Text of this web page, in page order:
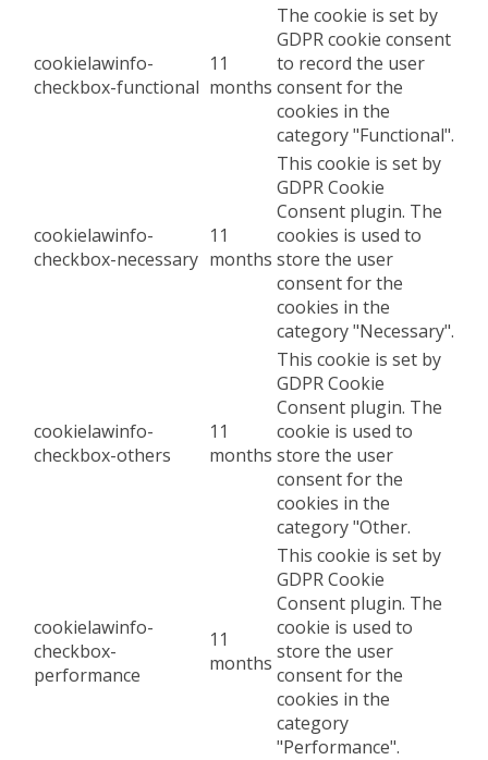
cookielawinfo-
checkbox-functional
11
months
The cookie is set by
GDPR cookie consent
to record the user
consent for the
cookies in the
category "Functional".
cookielawinfo-
checkbox-necessary
11
months
This cookie is set by
GDPR Cookie
Consent plugin. The
cookies is used to
store the user
consent for the
cookies in the
category "Necessary".
cookielawinfo-
checkbox-others
11
months
This cookie is set by
GDPR Cookie
Consent plugin. The
cookie is used to
store the user
consent for the
cookies in the
category "Other.
cookielawinfo-
checkbox-
performance
11
months
This cookie is set by
GDPR Cookie
Consent plugin. The
cookie is used to
store the user
consent for the
cookies in the
category
"Performance".